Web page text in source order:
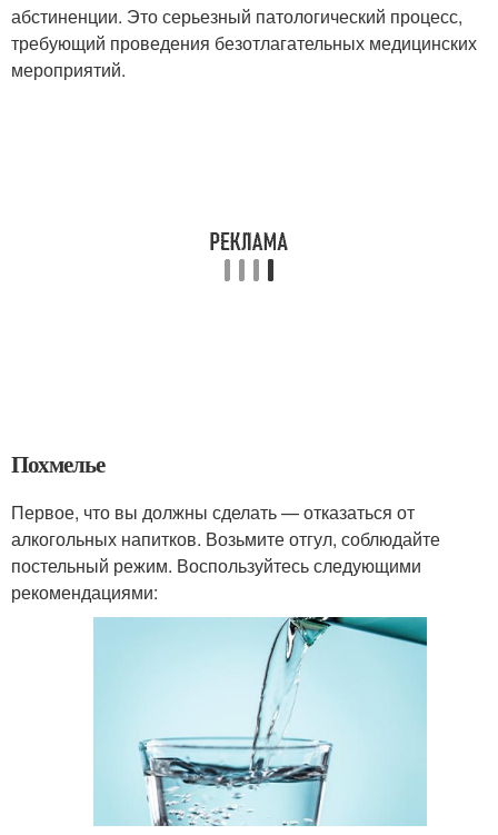
абстиненции. Это серьезный патологический процесс,
требующий проведения безотлагательных медицинских
мероприятий.
Похмелье
Первое, что вы должны сделать — отказаться от
алкогольных напитков. Возьмите отгул, соблюдайте
постельный режим. Воспользуйтесь следующими
рекомендациями: